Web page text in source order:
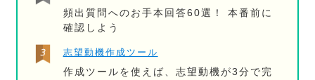
頻出質問へのお手本回答60選！ 本番前に
確認しよう
志望動機作成ツール
作成ツールを使えば、志望動機が3分で完